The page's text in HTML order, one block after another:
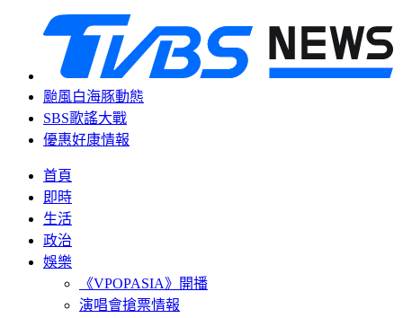
颱風白海豚動態
SBS歌謠大戰
優惠好康情報
首頁
即時
生活
政治
娛樂
《VPOPASIA》開播
演唱會搶票情報